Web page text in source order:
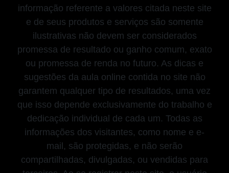
informação referente a valores citada neste site
e de seus produtos e serviços são somente
ilustrativas não devem ser considerados
promessa de resultado ou ganho comum, exato
ou promessa de renda no futuro. As dicas e
sugestões da aula online contida no site não
garantem qualquer tipo de resultados, uma vez
que isso depende exclusivamente do trabalho e
dedicação individual de cada um. Todas as
informações dos visitantes, como nome e e-
mail, são protegidas, e não serão
compartilhadas, divulgadas, ou vendidas para